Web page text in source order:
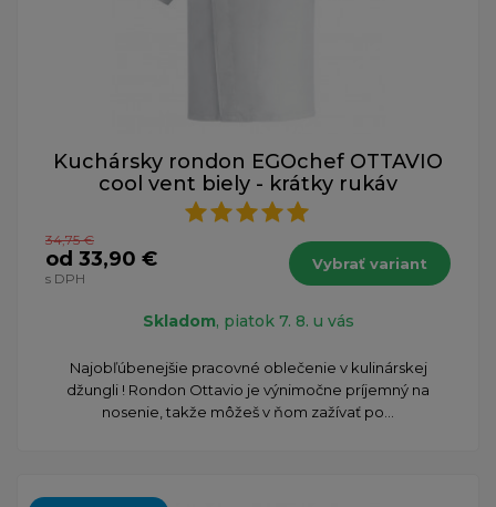
Kuchársky rondon EGOchef OTTAVIO
cool vent biely - krátky rukáv
34,75 €
od 33,90 €
s DPH
Vybrať variant
Skladom, piatok 7. 8. u vás
Najobľúbenejšie pracovné oblečenie v kulinárskej
džungli ! Rondon Ottavio je výnimočne príjemný na
nosenie, takže môžeš v ňom zažívať po...